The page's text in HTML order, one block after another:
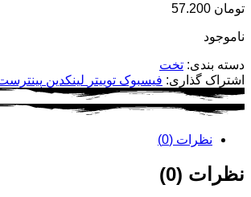
تومان
ناموجود
دسته بندی: تخت
اشتراک گذاری: فیسبوک توییتر لینکدین
نظرات (0)
نظرات (0)